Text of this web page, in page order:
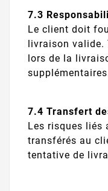
7.3
Le client doit
livraison valide.
lors de la
7.4 Transfert
Les risques liés
transférés au
tentative de